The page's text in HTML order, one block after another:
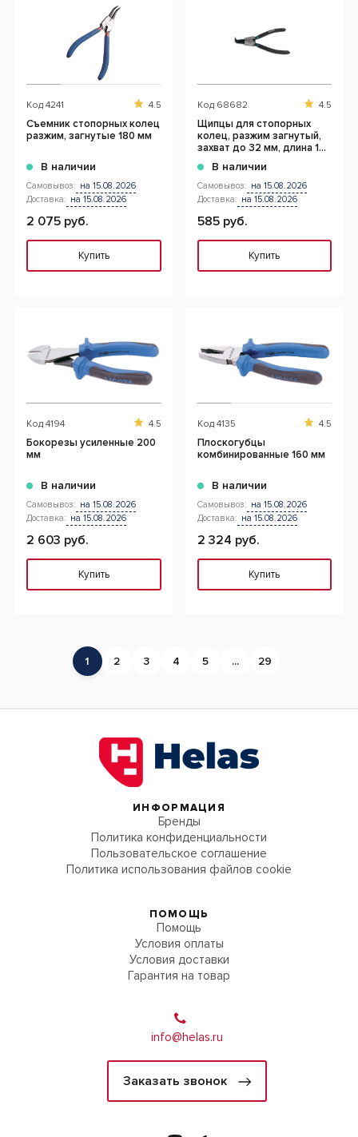
Код 4241 4.5
Съемник стопорных колец
разжим, загнутые 180 мм
В наличии
Самовывоз: на 15.08.2026
Доставка: на 15.08.2026
2 075 руб.
Купить
Код 68682 4.5
Щипцы для стопорных
колец, разжим загнутый,
захват до 32 мм, длина 165
В наличии
Самовывоз: на 15.08.2026
Доставка: на 15.08.2026
585 руб.
Купить
Код 4194 4.5
Бокорезы усиленные 200
мм
В наличии
Самовывоз: на 15.08.2026
Доставка: на 15.08.2026
2 603 руб.
Купить
Код 4135 4.5
Плоскогубцы
комбинированные 160 мм
В наличии
Самовывоз: на 15.08.2026
Доставка: на 15.08.2026
2 324 руб.
Купить
1 2 3 4 5 ... 29
ИНФОРМАЦИЯ
Бренды
Политика конфиденциальности
Пользовательское соглашение
Политика использования файлов cookie
ПОМОЩЬ
Помощь
Условия оплаты
Условия доставки
Гарантия на товар
info@helas.ru
Заказать звонок